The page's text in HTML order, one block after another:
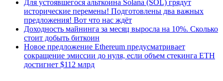
Для устоявшегося альткоина Solana (SOL) грядут
исторические перемены! Подготовлены два важных
предложения! Вот что нас ждёт
Доходность майнинга за месяц выросла на 10%. Сколько
стоит добыть биткоин
Новое предложение Ethereum предусматривает
сокращение эмиссии до нуля, если объем стекинга ETH
достигнет $112 млрд